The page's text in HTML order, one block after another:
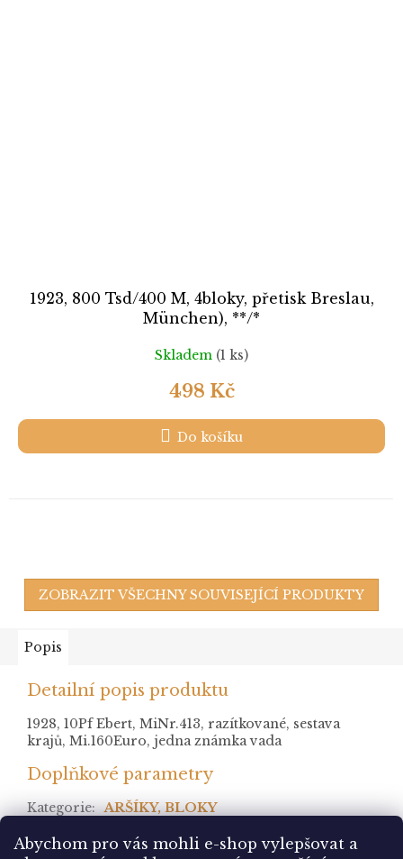
Abychom pro vás mohli e-shop vylepšovat a
1923, 800 Tsd/400 M, 4bloky, přetisk Breslau,
München), **/*
Skladem (1 ks)
498 Kč
Do košíku
ZOBRAZIT VŠECHNY SOUVISEJÍCÍ PRODUKTY
Popis
Detailní popis produktu
1928, 10Pf Ebert, MiNr.413, razítkované, sestava
krajů, Mi.160Euro, jedna známka vada
Doplňkové parametry
Kategorie: ARŠÍKY, BLOKY